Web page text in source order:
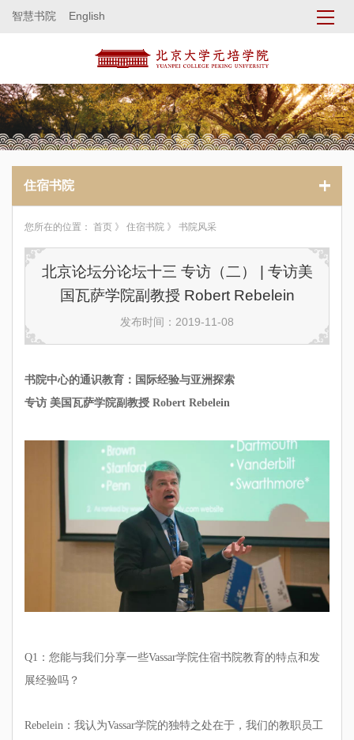
智慧书院 English
住宿书院
您所在的位置： 首页 》 住宿书院 》 书院风采
北京论坛分论坛十三 专访（二） | 专访美
国瓦萨学院副教授 Robert Rebelein
发布时间：2019-11-08
书院中心的通识教育：国际经验与亚洲探索
专访 美国瓦萨学院副教授 Robert Rebelein
Q1：您能与我们分享一些Vassar学院住宿书院教育的特点和发
展经验吗？
Rebelein：我认为Vassar学院的独特之处在于，我们的教职员工